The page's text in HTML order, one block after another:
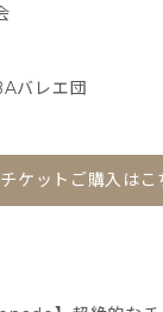
バレエ団
チケットご購入はこ